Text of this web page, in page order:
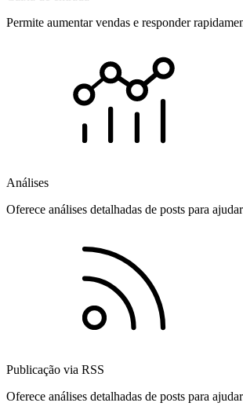
Permite aumentar vendas e responder
Análises
Oferece análises detalhadas de posts para
Publicação via RSS
Oferece análises detalhadas de posts para